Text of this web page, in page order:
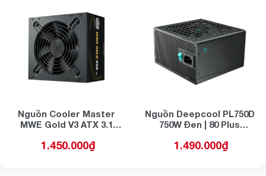
Nguồn Cooler Master
MWE Gold V3 ATX 3.1
3BEU)
1.450.000₫
Nguồn Deepcool PL750D
750W Đen | 80 Plus
1.490.000₫